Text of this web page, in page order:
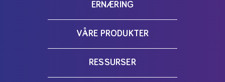
ERNÆRING
VÅRE PRODUKTER
RESSURSER